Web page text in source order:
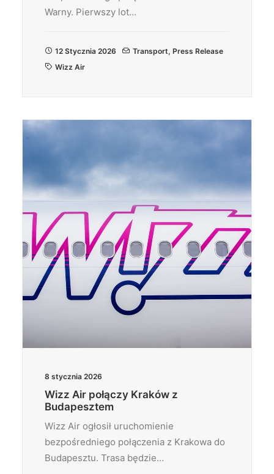
Warny. Pierwszy lot…
12 Stycznia 2026 Transport, Press Release
Wizz Air
8 stycznia 2026
Wizz Air połączy Kraków z
Budapesztem
Wizz Air ogłosił uruchomienie
bezpośredniego połączenia z Krakowa do
Budapesztu. Trasa będzie…